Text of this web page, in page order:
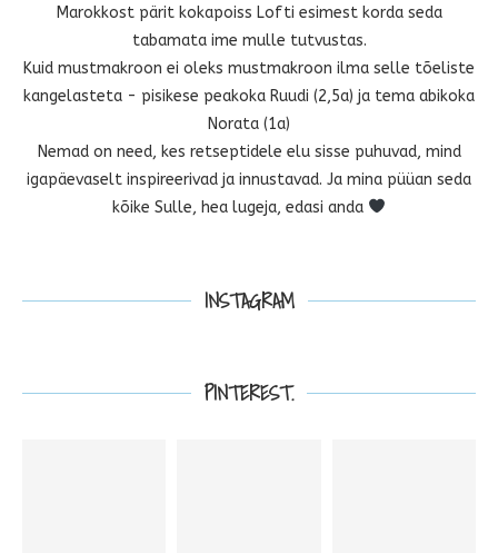
Marokkost pärit kokapoiss Lofti esimest korda seda
tabamata ime mulle tutvustas.
Kuid mustmakroon ei oleks mustmakroon ilma selle tõeliste
kangelasteta - pisikese peakoka Ruudi (2,5a) ja tema abikoka
Norata (1a)
Nemad on need, kes retseptidele elu sisse puhuvad, mind
igapäevaselt inspireerivad ja innustavad. Ja mina püüan seda
kõike Sulle, hea lugeja, edasi anda
INSTAGRAM
PINTEREST.